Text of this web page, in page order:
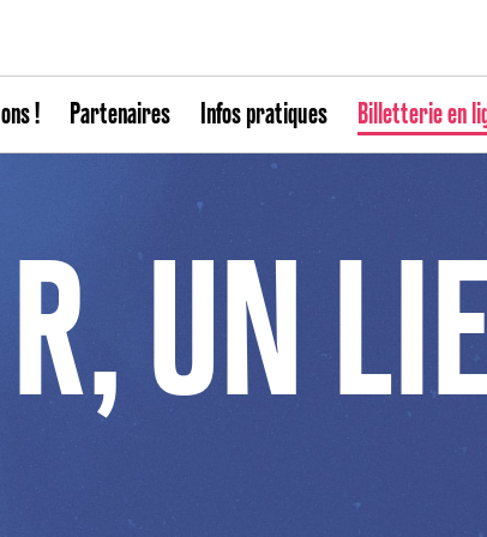
! Partenaires Infos pratiques Billetterie en
UN